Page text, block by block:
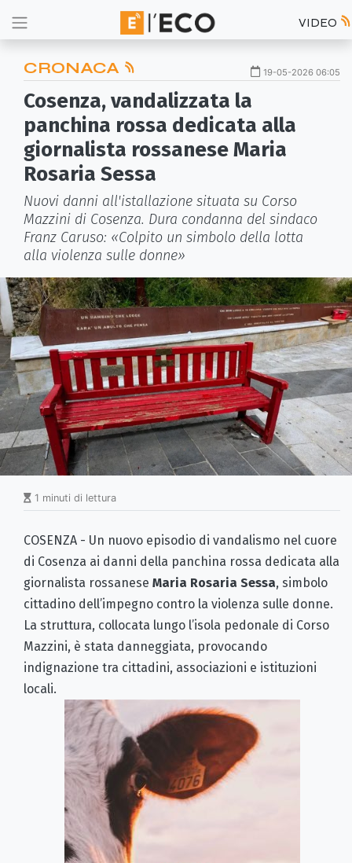
VIDEO
CRONACA 19-05-2026 06:05
Cosenza, vandalizzata la
panchina rossa dedicata alla
giornalista rossanese Maria
Rosaria Sessa
Nuovi danni all'istallazione situata su Corso
Mazzini di Cosenza. Dura condanna del sindaco
Franz Caruso: «Colpito un simbolo della lotta
alla violenza sulle donne»
1 minuti di lettura
COSENZA - Un nuovo episodio di vandalismo nel cuore
di Cosenza ai danni della panchina rossa dedicata alla
giornalista rossanese Maria Rosaria Sessa, simbolo
cittadino dell’impegno contro la violenza sulle donne.
La struttura, collocata lungo l’isola pedonale di Corso
Mazzini, è stata danneggiata, provocando
indignazione tra cittadini, associazioni e istituzioni
locali.